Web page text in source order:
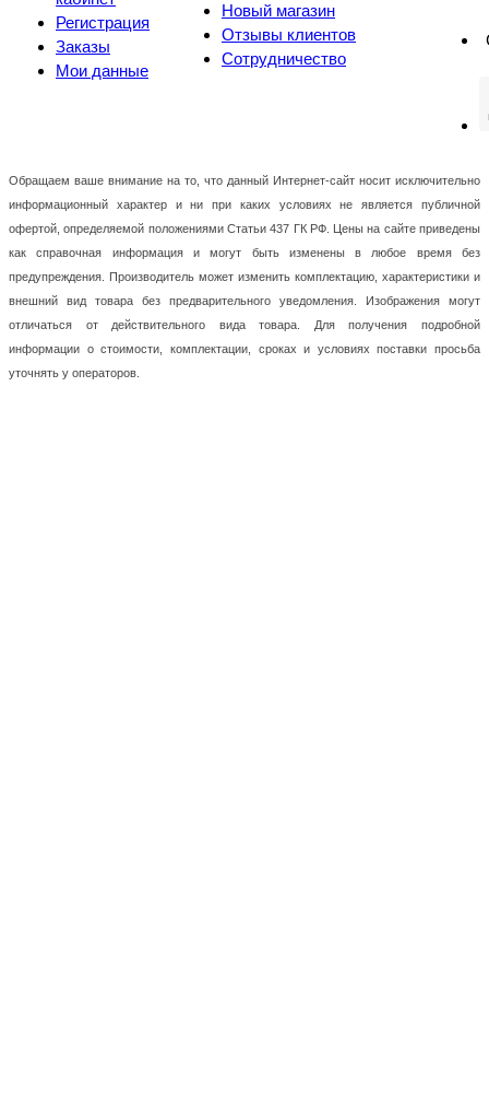
Регистрация
Заказы
Мои данные
Новый магазин
Отзывы клиентов
Сотрудничество
Обращаем ваше внимание на то, что данный Интернет-сайт носит исключительно
информационный характер и ни при каких условиях не является публичной
офертой, определяемой положениями Статьи 437 ГК РФ. Цены на сайте приведены
как справочная информация и могут быть изменены в любое время без
предупреждения. Производитель может изменить комплектацию, характеристики и
внешний вид товара без предварительного уведомления. Изображения могут
отличаться от действительного вида товара. Для получения подробной
информации о стоимости, комплектации, сроках и условиях поставки просьба
уточнять у операторов.